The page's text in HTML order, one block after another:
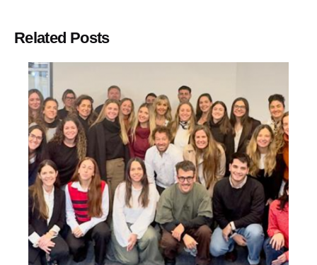
Related Posts